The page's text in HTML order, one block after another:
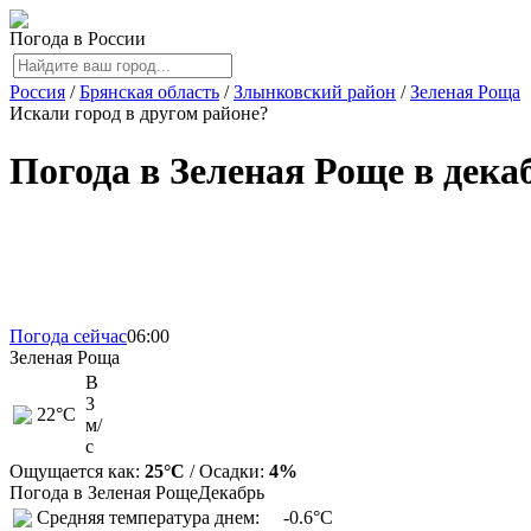
Погода в России
Россия / Брянская область / Злынковский район / Зеленая Роща
Искали город в другом районе?
Погода в Зеленая Роще в
Погода сейчас06:00
Зеленая Роща
22°C
В
3
м/
с
Ощущается как: 25°C / Осадки: 4%
Погода в Зеленая РощеДекабрь
Средняя температура днем:
-0.6°C